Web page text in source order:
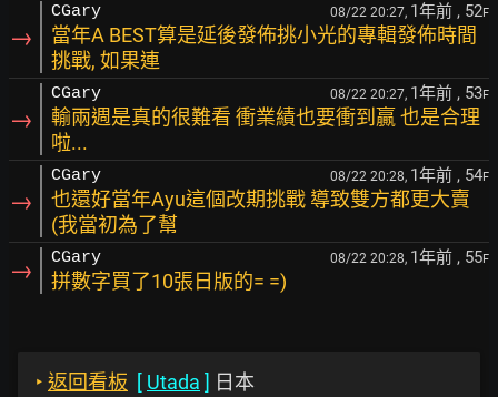
→
CGary 08/22 20:27, 1年前 , 52F
當年A BEST算是延後發佈挑小光的專輯發佈時間
挑戰, 如果連
→
CGary 08/22 20:27, 1年前 , 53F
輸兩週是真的很難看 衝業績也要衝到贏 也是合理
啦...
→
CGary 08/22 20:28, 1年前 , 54F
也還好當年Ayu這個改期挑戰 導致雙方都更大賣
(我當初為了幫
→ CGary 08/22 20:28, 1年前 , 55F
拼數字買了10張日版的= =)
‣ 返回看板 [ Utada ] 日本